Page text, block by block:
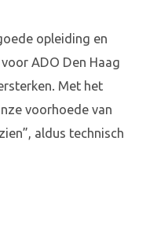
opleiding en
ADO Den Haag
Met het
voorhoede van
aldus technisch